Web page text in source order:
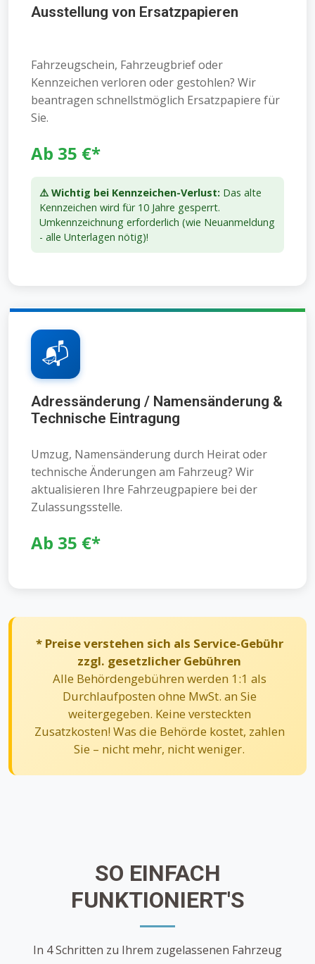
Ausstellung von Ersatzpapieren
Fahrzeugschein, Fahrzeugbrief oder
Kennzeichen verloren oder gestohlen? Wir
beantragen schnellstmöglich Ersatzpapiere für
Sie.
Ab 35 €*
⚠️ Wichtig bei Kennzeichen-Verlust: Das alte
Kennzeichen wird für 10 Jahre gesperrt.
Umkennzeichnung erforderlich (wie Neuanmeldung
- alle Unterlagen nötig)!
📬
Adressänderung / Namensänderung &
Technische Eintragung
Umzug, Namensänderung durch Heirat oder
technische Änderungen am Fahrzeug? Wir
aktualisieren Ihre Fahrzeugpapiere bei der
Zulassungsstelle.
Ab 35 €*
* Preise verstehen sich als Service-Gebühr
zzgl. gesetzlicher Gebühren
Alle Behördengebühren werden 1:1 als
Durchlaufposten ohne MwSt. an Sie
weitergegeben. Keine versteckten
Zusatzkosten! Was die Behörde kostet, zahlen
Sie – nicht mehr, nicht weniger.
SO EINFACH
FUNKTIONIERT'S
In 4 Schritten zu Ihrem zugelassenen Fahrzeug